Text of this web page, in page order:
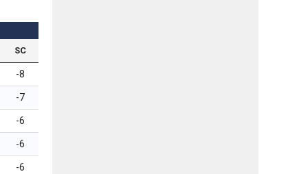
SC
-8
-7
-6
-6
-6